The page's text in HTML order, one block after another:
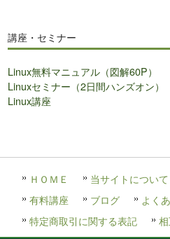
講座・セミナー
Linux無料マニュアル（図解60P）
Linuxセミナー（2日間ハンズオン）
Linux講座
ＨＯＭＥ 当サイトについて
有料講座
ブログ
よく
特定商取引に関する表記